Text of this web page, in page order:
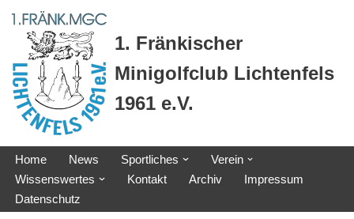
Zum
Inhalt
springen
1. Fränkischer
Minigolfclub Lichtenfels
1961 e.V.
Home News Sportliches
Verein
Wissenswertes
Kontakt Archiv
Impressum
Datenschutz